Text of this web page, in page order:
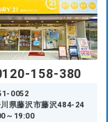
158-380
0052
県藤沢市藤沢484-24
～19:00